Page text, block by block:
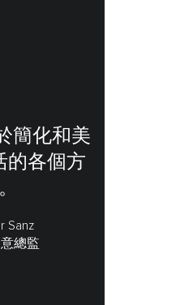
簡化和美
的各個方
Sanz
總監